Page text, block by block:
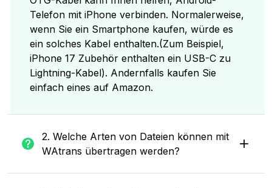
Telefon mit iPhone verbinden. Normalerweise,
wenn Sie ein Smartphone kaufen, würde es
ein solches Kabel enthalten.(Zum Beispiel,
iPhone 17 Zubehör enthalten ein USB-C zu
Lightning-Kabel). Andernfalls kaufen Sie
einfach eines auf Amazon.
2. Welche Arten von Dateien können mit
WAtrans übertragen werden?